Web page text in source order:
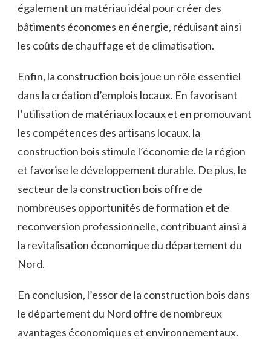
également un ⁣matériau idéal pour créer‌ des
bâtiments économes en énergie, réduisant ainsi
les ‍coûts de chauffage et​ de climatisation.
Enfin, la construction bois joue un rôle essentiel
dans la création d’emplois locaux. ⁢En favorisant ​
l’utilisation de matériaux locaux et en promouvant
les ​compétences des artisans locaux, la
construction ⁢bois stimule⁤ l’économie‍ de la région
et favorise le développement‌ durable.⁣ De plus, le
secteur de la construction bois offre de
nombreuses⁣ opportunités de formation et de
reconversion professionnelle, contribuant ‍ainsi à
la ⁢revitalisation⁣ économique du département⁢ du
Nord.
En conclusion, l’essor de la construction ⁣bois dans
le département ‍du Nord offre de nombreux
avantages économiques et environnementaux.